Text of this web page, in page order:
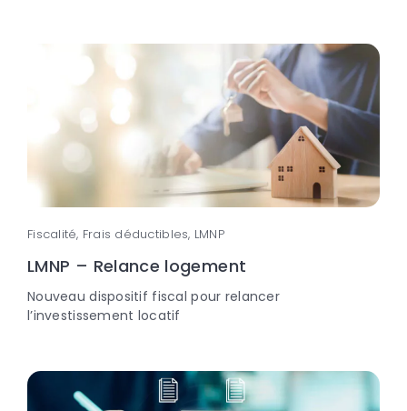
Fiscalité, Frais déductibles, LMNP
LMNP – Relance logement
Nouveau dispositif fiscal pour relancer
l’investissement locatif